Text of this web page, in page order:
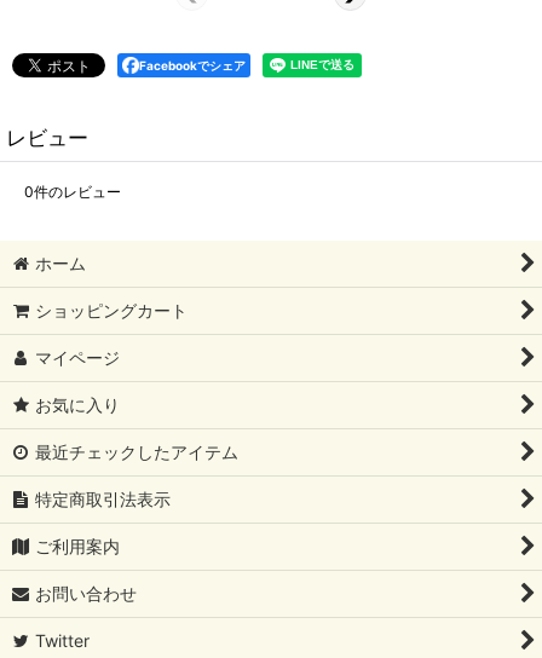
Facebookでシェア
レビュー
0件のレビュー
ホーム
ショッピングカート
マイページ
お気に入り
最近チェックしたアイテム
特定商取引法表示
ご利用案内
お問い合わせ
Twitter